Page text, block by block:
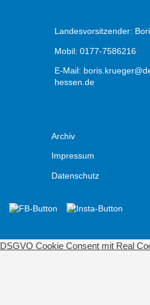
Landesvorsitzender:
Mobil: 0177-7586216
E-Mail:
hessen.de
Archiv
Impressum
Datenschutz
DSGVO Cookie Consent mit Real